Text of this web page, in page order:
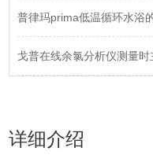
普律玛prima低温循环水浴
戈普在线余氯分析仪测量
详细介绍